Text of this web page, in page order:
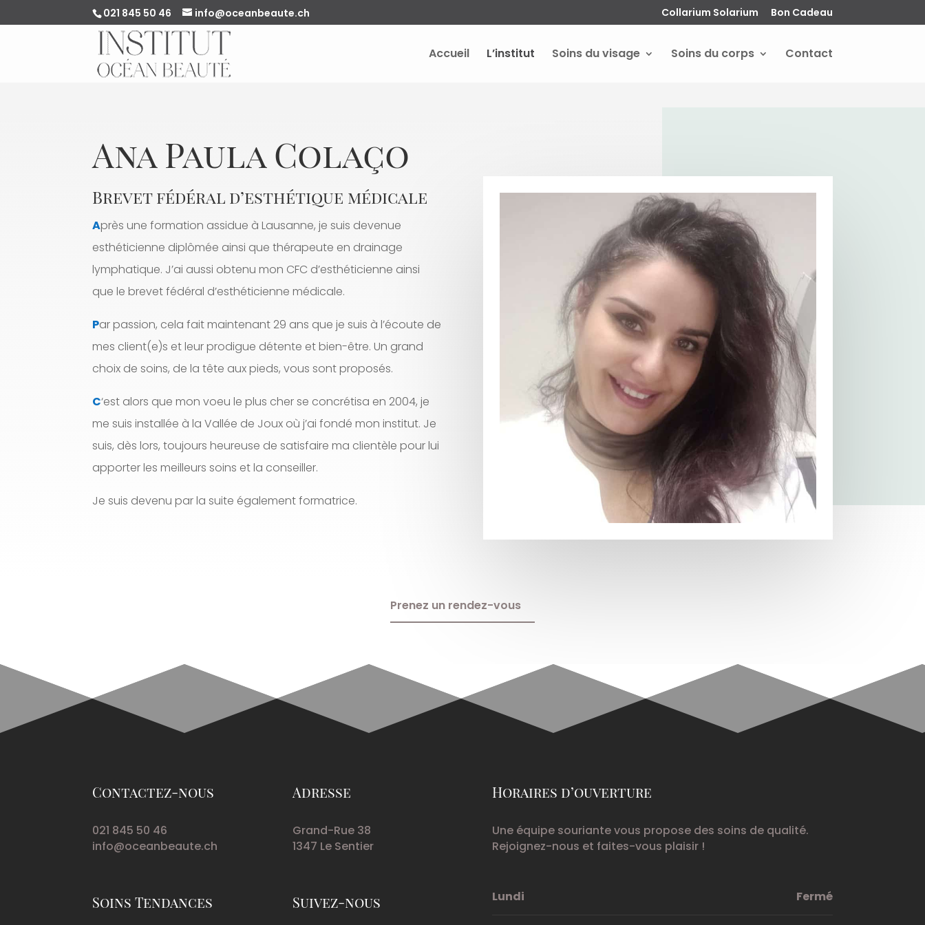
021 845 50 46 info@oceanbeaute.ch Collarium Solarium Bon Cadeau
Accueil L’institut Soins du visage Soins du corps Contact
Ana Paula Colaço
Brevet fédéral d’esthétique médicale
Après une formation assidue à Lausanne, je suis devenue
esthéticienne diplômée ainsi que thérapeute en drainage
lymphatique. J’ai aussi obtenu mon CFC d’esthéticienne ainsi
que le brevet fédéral d’esthéticienne médicale.
Par passion, cela fait maintenant 29 ans que je suis à l’écoute de
mes client(e)s et leur prodigue détente et bien-être. Un grand
choix de soins, de la tête aux pieds, vous sont proposés.
C‘est alors que mon voeu le plus cher se concrétisa en 2004, je
me suis installée à la Vallée de Joux où j’ai fondé mon institut. Je
suis, dès lors, toujours heureuse de satisfaire ma clientèle pour lui
apporter les meilleurs soins et la conseiller.
Je suis devenu par la suite également formatrice.
Prenez un rendez-vous
Contactez-nous
021 845 50 46
info@oceanbeaute.ch
Soins Tendances
Adresse
Grand-Rue 38
1347 Le Sentier
Suivez-nous
Horaires d’ouverture
Une équipe souriante vous propose des soins de qualité.
Rejoignez-nous et faites-vous plaisir !
Lundi Fermé